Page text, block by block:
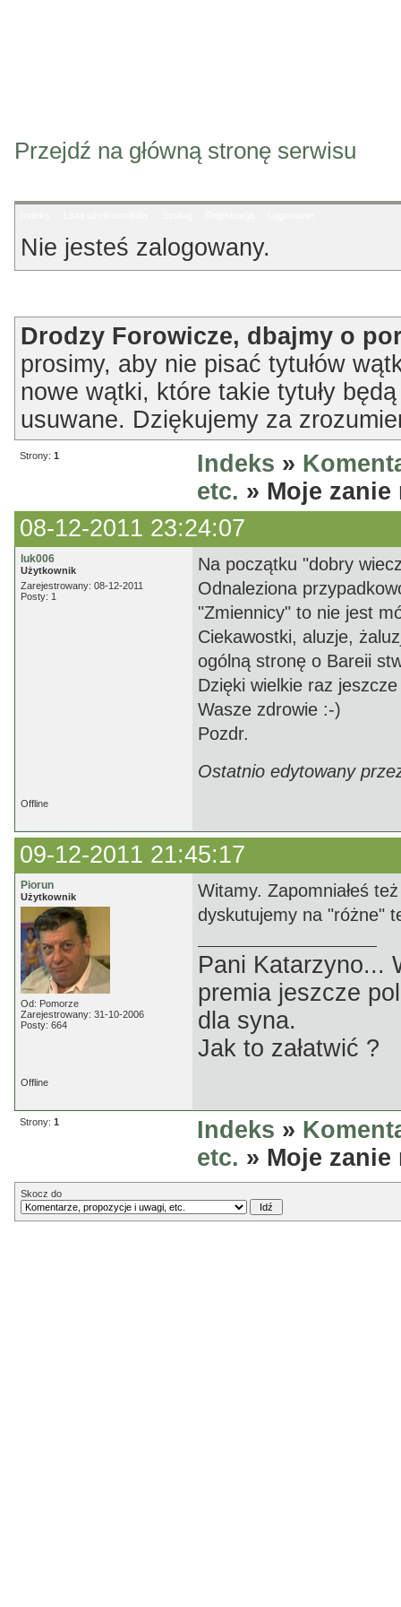
Przejdź na główną stronę serwisu
Nie jesteś zalogowany.
Drodzy Forowicze, dbajmy o
prosimy, aby nie pisać tytułów
nowe wątki, które takie tytuły
usuwane. Dziękujemy za
Strony: 1 Indeks »
etc. » Moje
08-12-2011 23:24:07
luk006
Użytkownik
Zarejestrowany: 08-12-2011
Posty: 1
Na początku "dobry
Odnaleziona
"Zmiennicy" to nie jest
Ciekawostki, aluzje,
ogólną stronę o Bareii
Dzięki wielkie raz
Wasze zdrowie :-)
Pozdr.
Ostatnio edytowany
Offline
09-12-2011 21:45:17
Piorun
Użytkownik
Od: Pomorze
Zarejestrowany: 31-10-2006
Posty: 664
Witamy. Zapomniałeś
dyskutujemy na "różne"
Pani Katarzyno...
premia jeszcze
dla syna.
Jak to załatwić ?
Offline
Strony: 1 Indeks »
etc. » Moje
Skocz do